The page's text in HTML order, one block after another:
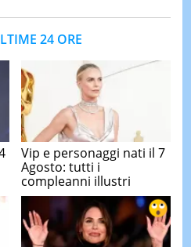
24 ORE
Vip e personaggi nati il 7
Agosto: tutti i
compleanni illustri